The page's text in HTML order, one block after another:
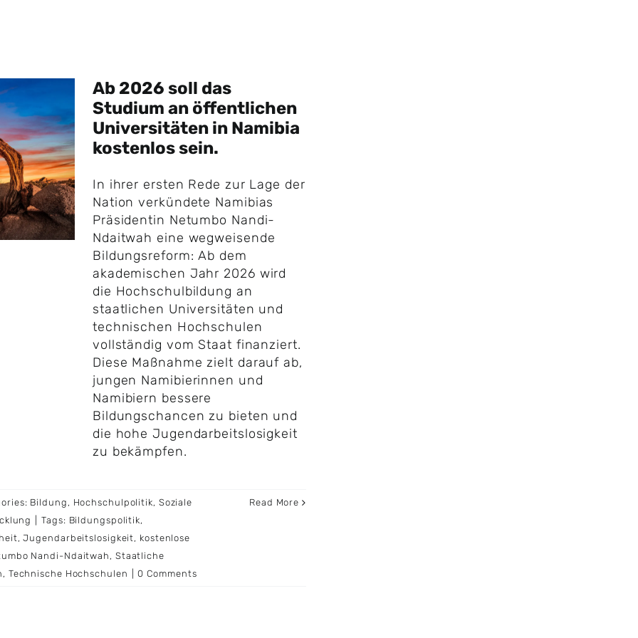
Ab 2026 soll das
Studium an öffentlichen
Universitäten in Namibia
kostenlos sein.
In ihrer ersten Rede zur Lage der
Nation verkündete Namibias
Präsidentin Netumbo Nandi-
Ndaitwah eine wegweisende
Bildungsreform: Ab dem
akademischen Jahr 2026 wird
die Hochschulbildung an
staatlichen Universitäten und
technischen Hochschulen
vollständig vom Staat finanziert.
Diese Maßnahme zielt darauf ab,
jungen Namibierinnen und
Namibiern bessere
Bildungschancen zu bieten und
die hohe Jugendarbeitslosigkeit
zu bekämpfen.
Bildung , Hochschulpolitik, Soziale
Tags: Bildungspolitik,
,Jugendarbeitslosigkeit, kostenlose
Nandi-Ndaitwah, Staatliche
, Technische Hochschulen 0 Comments
Read More